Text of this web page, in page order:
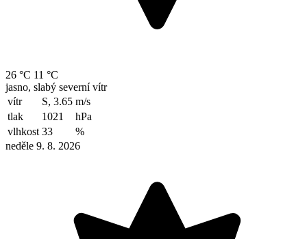
26 °C 11 °C
jasno, slabý severní vítr
vítr
S, 3.65 m/s
tlak
1021
hPa
vlhkost 33
%
neděle 9. 8. 2026